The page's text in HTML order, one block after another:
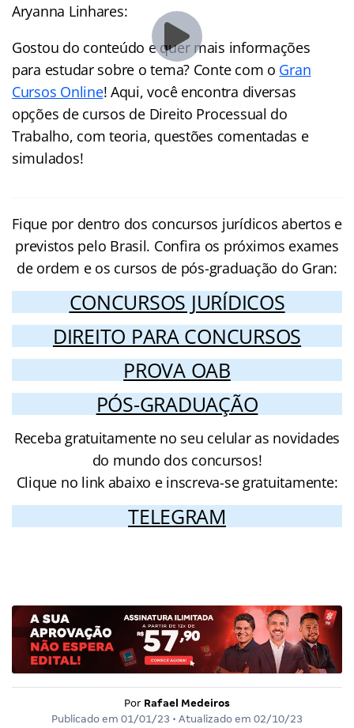
Aryanna Linhares:
Gostou do conteúdo e quer mais informações
para estudar sobre o tema? Conte com o Gran
Cursos Online! Aqui, você encontra diversas
opções de cursos de Direito Processual do
Trabalho, com teoria, questões comentadas e
simulados!
Fique por dentro dos concursos jurídicos abertos e
previstos pelo Brasil. Confira os próximos exames
de ordem e os cursos de pós-graduação do Gran:
CONCURSOS JURÍDICOS
DIREITO PARA CONCURSOS
PROVA OAB
PÓS-GRADUAÇÃO
Receba gratuitamente no seu celular as novidades
do mundo dos concursos!
Clique no link abaixo e inscreva-se gratuitamente:
TELEGRAM
Por Rafael Medeiros
Publicado em 01/01/23 • Atualizado em 02/10/23